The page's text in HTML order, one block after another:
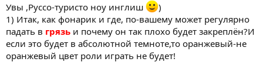
Увы ,Руссо-туристо ноу инглиш
)
1) Итак, как фонарик и где, по-вашему может регулярно
падать в грязь и почему он так плохо будет закреплён?И
если это будет в абсолютной темноте,то оранжевый-не
оранжевый цвет роли играть не будет!